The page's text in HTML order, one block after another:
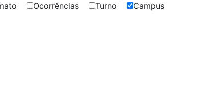
Ocorrências Turno Campus